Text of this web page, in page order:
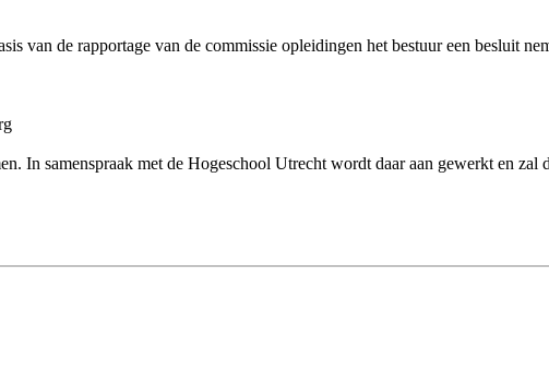
van de rapportage van de commissie opleidingen het bestuur een besluit
In samenspraak met de Hogeschool Utrecht wordt daar aan gewerkt en